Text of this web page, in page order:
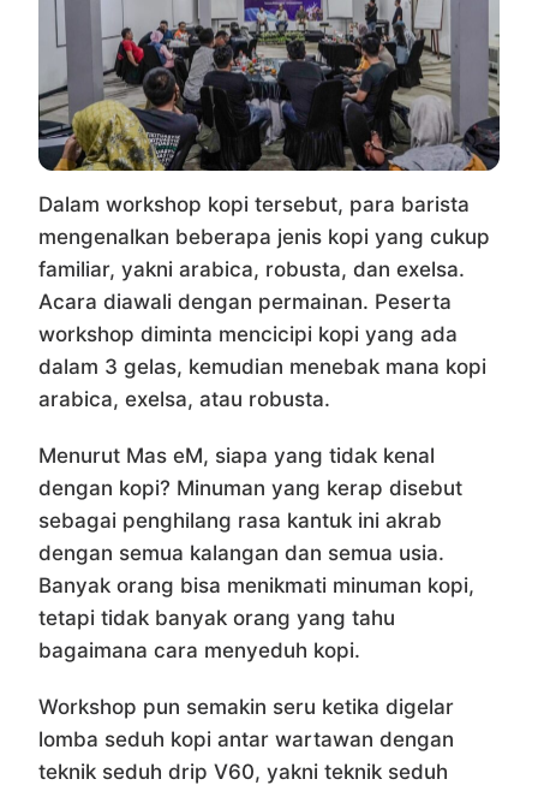
Dalam workshop kopi tersebut, para barista
mengenalkan beberapa jenis kopi yang cukup
familiar, yakni arabica, robusta, dan exelsa.
Acara diawali dengan permainan. Peserta
workshop diminta mencicipi kopi yang ada
dalam 3 gelas, kemudian menebak mana kopi
arabica, exelsa, atau robusta.
Menurut Mas eM, siapa yang tidak kenal
dengan kopi? Minuman yang kerap disebut
sebagai penghilang rasa kantuk ini akrab
dengan semua kalangan dan semua usia.
Banyak orang bisa menikmati minuman kopi,
tetapi tidak banyak orang yang tahu
bagaimana cara menyeduh kopi.
Workshop pun semakin seru ketika digelar
lomba seduh kopi antar wartawan dengan
teknik seduh drip V60, yakni teknik seduh